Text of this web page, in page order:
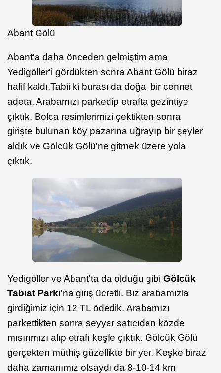
Abant Gölü
Abant'a daha önceden gelmiştim ama
Yedigöller'i gördükten sonra Abant Gölü biraz
hafif kaldı.Tabii ki burası da doğal bir cennet
adeta. Arabamızı parkedip etrafta gezintiye
çıktık. Bolca resimlerimizi çektikten sonra
girişte bulunan köy pazarına uğrayıp bir şeyler
aldık ve Gölcük Gölü'ne gitmek üzere yola
çıktık.
Yedigöller ve Abant'ta da olduğu gibi Gölcük
Tabiat Parkı'na giriş ücretli. Biz arabamızla
girdiğimiz için 12 TL ödedik. Arabamızı
parkettikten sonra seyyar satıcıdan közde
mısırımızı alıp etrafı keşfe çıktık. Gölcük Gölü
gerçekten müthiş güzellikte bir yer. Keşke biraz
daha zamanımız olsaydı da 8-10-14 km